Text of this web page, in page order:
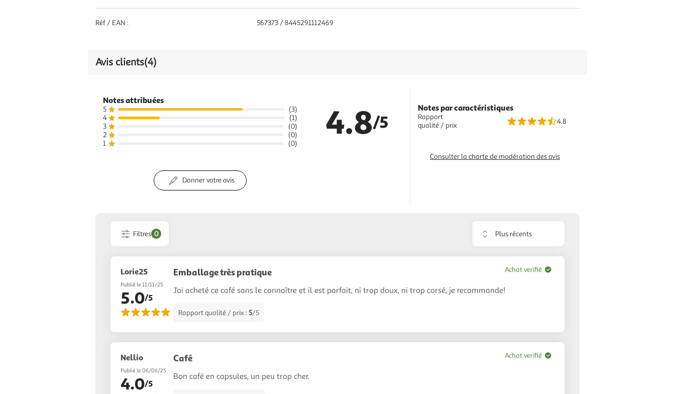
Réf / EAN : 567373 / 8445291112469
Avis clients(4)
Notes attribuées
5
(3)
4
(1)
3
(0)
2
(0)
1
(0)
4.8/5
Donner votre avis
Notes par caractéristiques
Rapport
qualité / prix
4.8
Consulter la charte de modération des avis
Filtres 0
Trier
avis
Lorie25
Publié le 11/11/25
5.0/5
Emballage très pratique
J’ai acheté ce café sans le connaître et il est parfait, ni trop doux, ni trop corsé, je recommande!
Rapport qualité / prix : 5/5
Achat verifié
Nellio
Publié le 06/06/25
4.0/5
Café
Bon café en capsules, un peu trop cher.
Achat verifié